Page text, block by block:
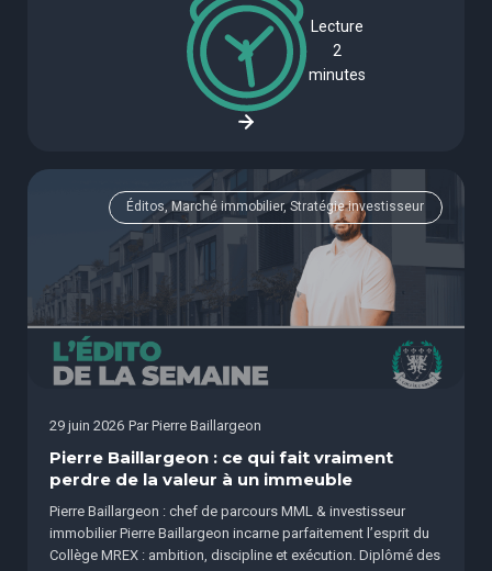
Lecture
2
minutes
Éditos, Marché immobilier, Stratégie investisseur
29 juin 2026 Par Pierre Baillargeon
Pierre Baillargeon : ce qui fait vraiment
perdre de la valeur à un immeuble
Pierre Baillargeon : chef de parcours MML & investisseur
immobilier Pierre Baillargeon incarne parfaitement l’esprit du
Collège MREX : ambition, discipline et exécution. Diplômé des